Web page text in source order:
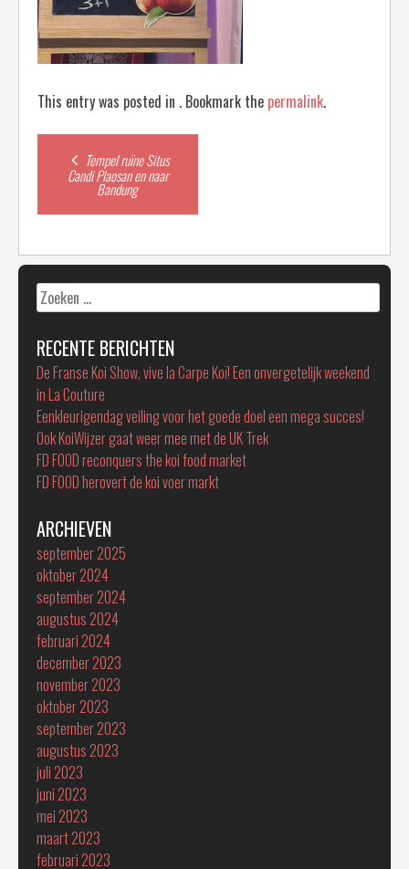
This entry was posted in . Bookmark the permalink.
Post
navigation
Tempel ruïne Situs
Candi Plaosan en naar
Bandung
Zoeken
naar:
RECENTE BERICHTEN
De Franse Koi Show, vive la Carpe Koï! Een onvergetelijk weekend
in La Couture
Eenkleurigendag veiling voor het goede doel een mega succes!
Ook KoiWijzer gaat weer mee met de UK Trek
FD FOOD reconquers the koi food market
FD FOOD herovert de koi voer markt
ARCHIEVEN
september 2025
oktober 2024
september 2024
augustus 2024
februari 2024
december 2023
november 2023
oktober 2023
september 2023
augustus 2023
juli 2023
juni 2023
mei 2023
maart 2023
februari 2023